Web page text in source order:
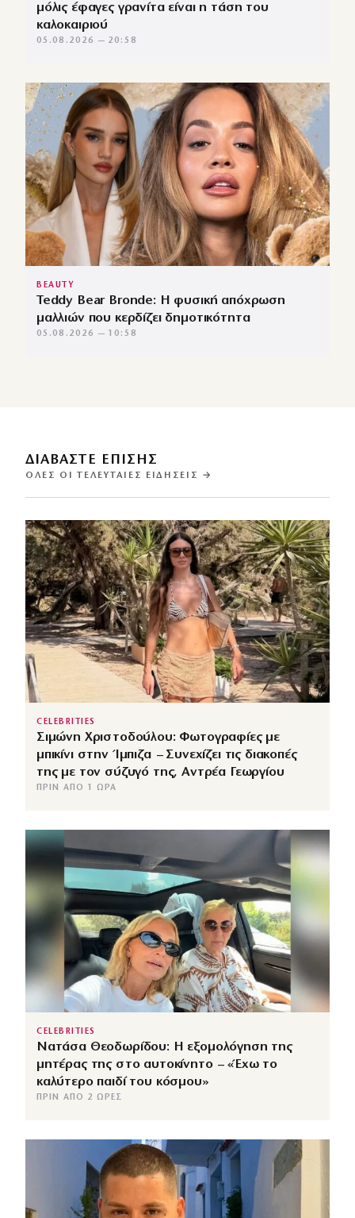
μόλις έφαγες γρανίτα είναι η τάση του
καλοκαιριού
05.08.2026 — 20:58
BEAUTY
Teddy Bear Bronde: Η φυσική απόχρωση
μαλλιών που κερδίζει δημοτικότητα
05.08.2026 — 10:58
ΔΙΑΒΑΣΤΕ ΕΠΙΣΗΣ
ΌΛΕΣ ΟΙ ΤΕΛΕΥΤΑΊΕΣ ΕΙΔΉΣΕΙΣ →
CELEBRITIES
Σιμώνη Χριστοδούλου: Φωτογραφίες με
μπικίνι στην Ίμπιζα – Συνεχίζει τις διακοπές
της με τον σύζυγό της, Αντρέα Γεωργίου
ΠΡΙΝ ΑΠΌ 1 ΏΡΑ
CELEBRITIES
Νατάσα Θεοδωρίδου: Η εξομολόγηση της
μητέρας της στο αυτοκίνητο – «Έχω το
καλύτερο παιδί του κόσμου»
ΠΡΙΝ ΑΠΌ 2 ΏΡΕΣ